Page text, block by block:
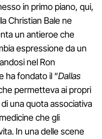
in primo piano, qui,
Christian Bale ne
un antieroe che
espressione da un
nel Ron
ha fondato il “Dallas
permetteva ai propri
una quota associativa
che gli
In una delle scene